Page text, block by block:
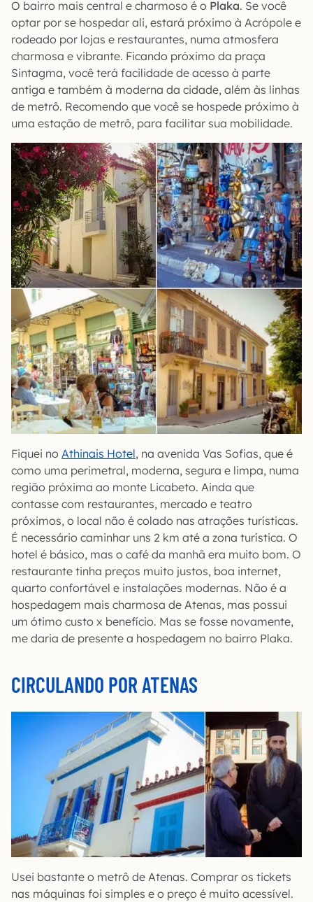
O bairro mais central e charmoso é o Plaka. Se você
optar por se hospedar ali, estará próximo à Acrópole e
rodeado por lojas e restaurantes, numa atmosfera
charmosa e vibrante. Ficando próximo da praça
Sintagma, você terá facilidade de acesso à parte
antiga e também à moderna da cidade, além às linhas
de metrô. Recomendo que você se hospede próximo à
uma estação de metrô, para facilitar sua mobilidade.
Fiquei no Athinais Hotel, na avenida Vas Sofias, que é
como uma perimetral, moderna, segura e limpa, numa
região próxima ao monte Licabeto. Ainda que
contasse com restaurantes, mercado e teatro
próximos, o local não é colado nas atrações turísticas.
É necessário caminhar uns 2 km até a zona turística. O
hotel é básico, mas o café da manhã era muito bom. O
restaurante tinha preços muito justos, boa internet,
quarto confortável e instalações modernas. Não é a
hospedagem mais charmosa de Atenas, mas possui
um ótimo custo x benefício. Mas se fosse novamente,
me daria de presente a hospedagem no bairro Plaka.
CIRCULANDO POR ATENAS
Usei bastante o metrô de Atenas. Comprar os tickets
nas máquinas foi simples e o preço é muito acessível.